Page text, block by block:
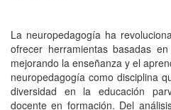
La neuropedagogía ha
ofrecer herramientas basadas
mejorando la enseñanza y el
neuropedagogía como disciplina
diversidad en la educación
docente en formación. Del